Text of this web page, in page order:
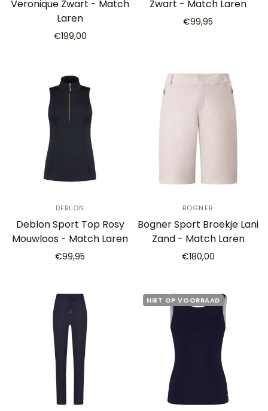
Veronique Zwart - Match
Laren
€199,00
Zwart - Match Laren
€99,95
DEBLON
Deblon Sport Top Rosy
Mouwloos - Match Laren
€99,95
BOGNER
Bogner Sport Broekje Lani
Zand - Match Laren
€180,00
NIET OP VOORRAAD